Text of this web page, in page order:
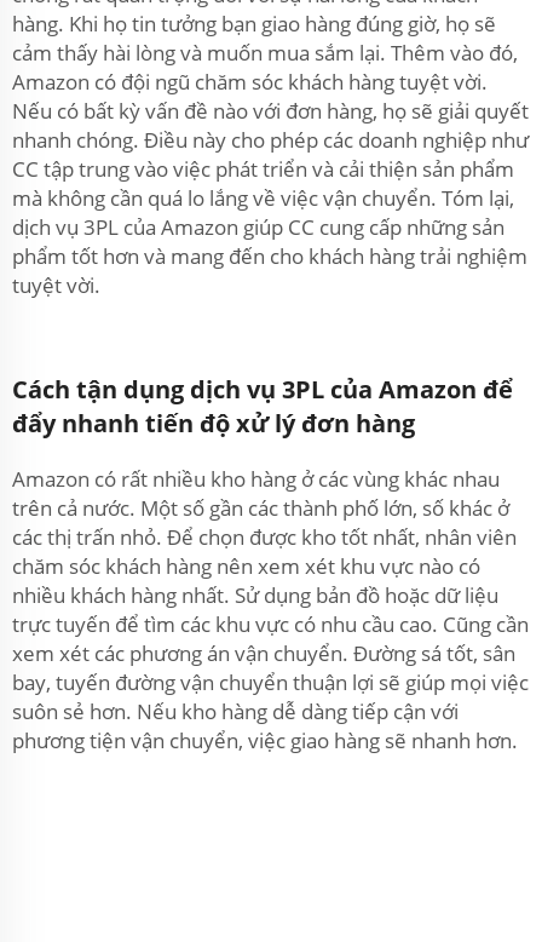
hàng. Khi họ tin tưởng bạn giao hàng đúng giờ, họ sẽ
cảm thấy hài lòng và muốn mua sắm lại. Thêm vào đó,
Amazon có đội ngũ chăm sóc khách hàng tuyệt vời.
Nếu có bất kỳ vấn đề nào với đơn hàng, họ sẽ giải quyết
nhanh chóng. Điều này cho phép các doanh nghiệp như
CC tập trung vào việc phát triển và cải thiện sản phẩm
mà không cần quá lo lắng về việc vận chuyển. Tóm lại,
dịch vụ 3PL của Amazon giúp CC cung cấp những sản
phẩm tốt hơn và mang đến cho khách hàng trải nghiệm
tuyệt vời.
Cách tận dụng dịch vụ 3PL của Amazon để
đẩy nhanh tiến độ xử lý đơn hàng
Amazon có rất nhiều kho hàng ở các vùng khác nhau
trên cả nước. Một số gần các thành phố lớn, số khác ở
các thị trấn nhỏ. Để chọn được kho tốt nhất, nhân viên
chăm sóc khách hàng nên xem xét khu vực nào có
nhiều khách hàng nhất. Sử dụng bản đồ hoặc dữ liệu
trực tuyến để tìm các khu vực có nhu cầu cao. Cũng cần
xem xét các phương án vận chuyển. Đường sá tốt, sân
bay, tuyến đường vận chuyển thuận lợi sẽ giúp mọi việc
suôn sẻ hơn. Nếu kho hàng dễ dàng tiếp cận với
phương tiện vận chuyển, việc giao hàng sẽ nhanh hơn.